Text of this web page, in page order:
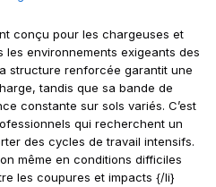
conçu pour les chargeuses et
environnements exigeants des
structure renforcée garantit une
tandis que sa bande de
constante sur sols variés. C’est
qui recherchent un
des cycles de travail intensifs.
même en conditions difficiles
les coupures et impacts {/li}